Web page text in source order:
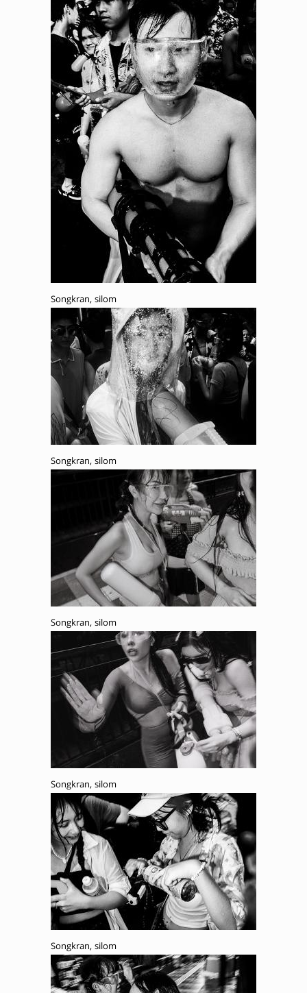
Songkran, silom
Songkran, silom
Songkran, silom
Songkran, silom
Songkran, silom